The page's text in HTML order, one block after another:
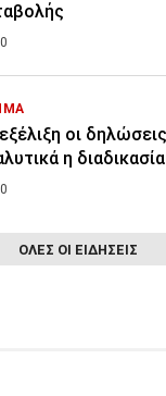
οι
η διαδικασία
ΟΛΕΣ ΟΙ ΕΙΔΗΣΕΙΣ